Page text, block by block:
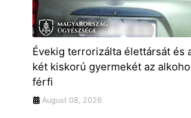
Évekig terrorizálta élettársát és
két kiskorú gyermekét az
férfi
August 08, 2026